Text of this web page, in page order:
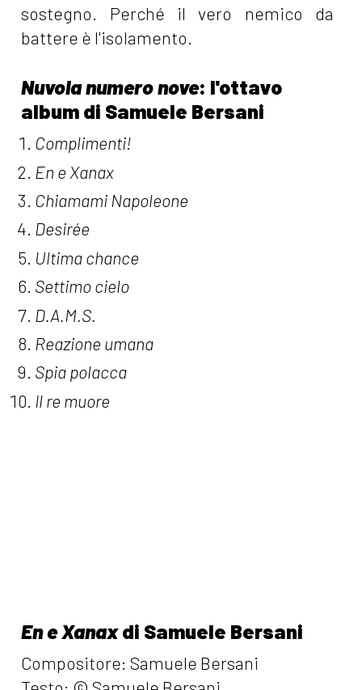
sostegno. Perché il vero nemico da
battere è l'isolamento.
Nuvola numero nove: l'ottavo
album di Samuele Bersani
Complimenti!
En e Xanax
Chiamami Napoleone
Desirée
Ultima chance
Settimo cielo
D.A.M.S.
Reazione umana
Spia polacca
Il re muore
En e Xanaxdi Samuele Bersani
Compositore: Samuele Bersani